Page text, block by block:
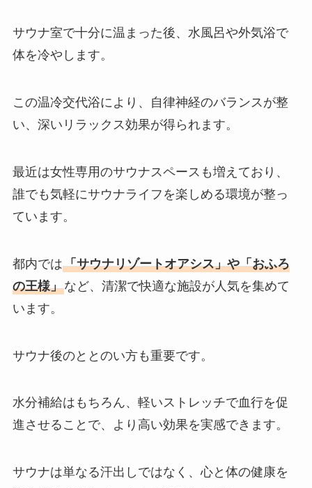
サウナ室で十分に温まった後、水風呂や外気浴で
体を冷やします。
この温冷交代浴により、自律神経のバランスが整
い、深いリラックス効果が得られます。
最近は女性専用のサウナスペースも増えており、
誰でも気軽にサウナライフを楽しめる環境が整っ
ています。
都内では「サウナリゾートオアシス」や「おふろ
の王様」など、清潔で快適な施設が人気を集めて
います。
サウナ後のととのい方も重要です。
水分補給はもちろん、軽いストレッチで血行を促
進させることで、より高い効果を実感できます。
サウナは単なる汗出しではなく、心と体の健康を